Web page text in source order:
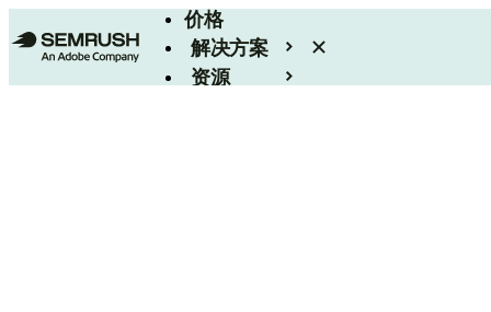
价格
解决方案
资源